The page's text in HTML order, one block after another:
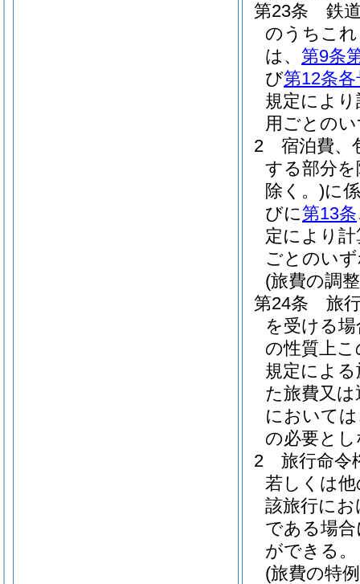
第23条
鉄
のうちこ
は、 第9条
び第12条各
規定によ
用ごとの
2
宿泊費、
する部分
除く。)に
びに第13条
定により
ごとのい
(旅費の調
第24条
旅
を受ける
の性質上
規定によ
た旅費又
において
の必要と
2
旅行命令
若しくは
該旅行に
である場
ができる。
(旅費の特